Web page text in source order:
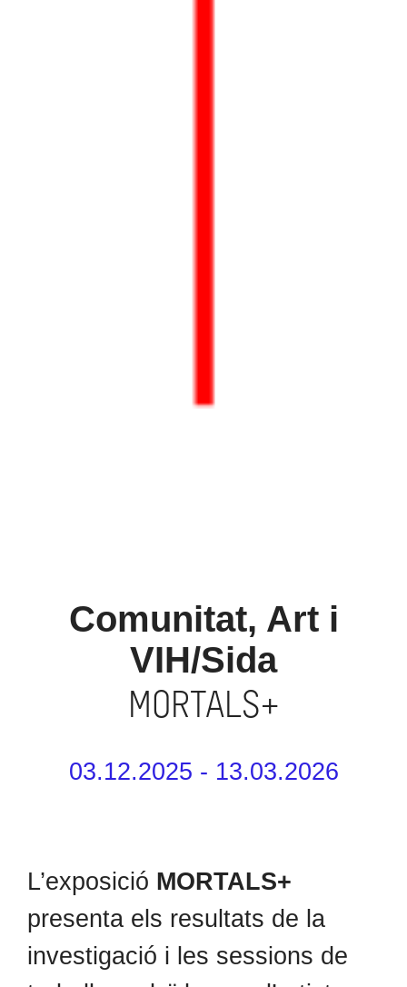
Comunitat, Art i
VIH/Sida
MORTALS+
03.12.2025 - 13.03.2026
L’exposició MORTALS+
presenta els resultats de la
investigació i les sessions de